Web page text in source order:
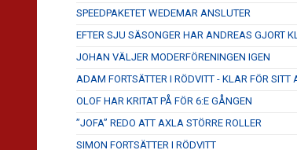
SPEEDPAKETET WEDEMAR ANSLUTER
EFTER SJU SÄSONGER HAR ANDREAS GJORT
JOHAN VÄLJER MODERFÖRENINGEN IGEN
ADAM FORTSÄTTER I RÖDVITT - KLAR FÖR SITT
OLOF HAR KRITAT PÅ FÖR 6:E GÅNGEN
”JOFA” REDO ATT AXLA STÖRRE ROLLER
SIMON FORTSÄTTER I RÖDVITT